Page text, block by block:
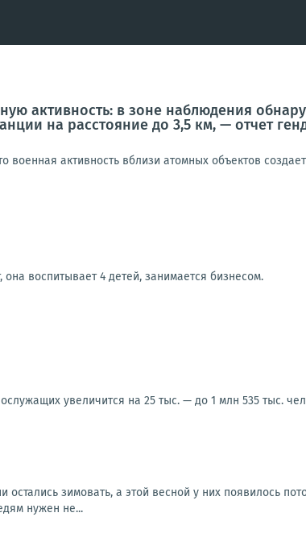
активность: в зоне наблюдения
на расстояние до 3,5 км, — отчет
военная активность вблизи атомных объектов
воспитывает 4 детей, занимается бизнесом.
увеличится на 25 тыс. — до 1 млн 535 тыс.
зимовать, а этой весной у них появилось
нужен не...